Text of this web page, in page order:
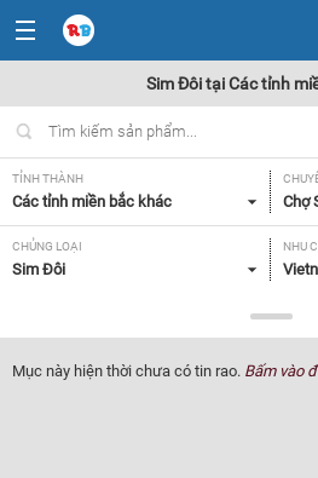
Sim Đôi tại Các tỉnh
TỈNH THÀNH
Các tỉnh miền bắc khác Chợ
CHỦNG LOẠI
Sim Đôi
NHU
Tất cả
Mục này hiện thời chưa có tin rao. Bấm vào